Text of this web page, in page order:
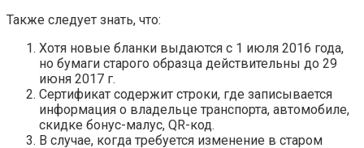
Также следует знать, что:
Хотя новые бланки выдаются с 1 июля 2016 года,
но бумаги старого образца действительны до 29
июня 2017 г.
Сертификат содержит строки, где записывается
информация о владельце транспорта, автомобиле,
скидке бонус-малус, QR-код.
В случае, когда требуется изменение в старом